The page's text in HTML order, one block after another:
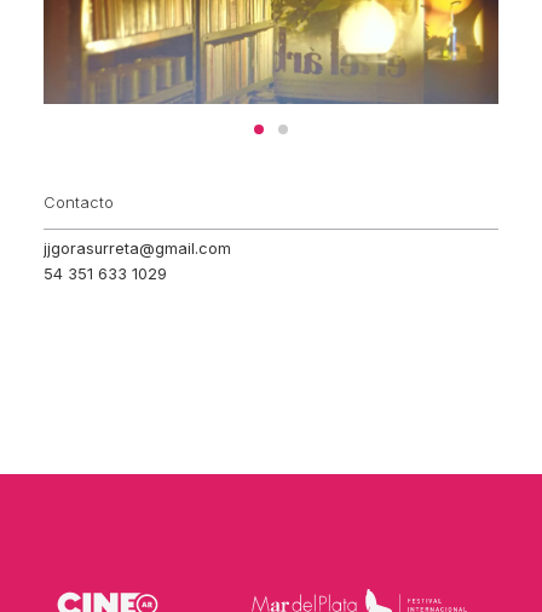
Contacto
jjgorasurreta@gmail.com
54 351 633 1029